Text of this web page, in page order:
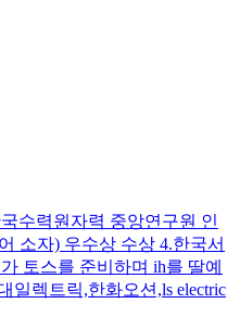
수력원자력 중앙연구원 인
소자) 우수상 수상 4.한국서
토스를 준비하며 ih를 딸예
렉트릭,한화오션,ls electric